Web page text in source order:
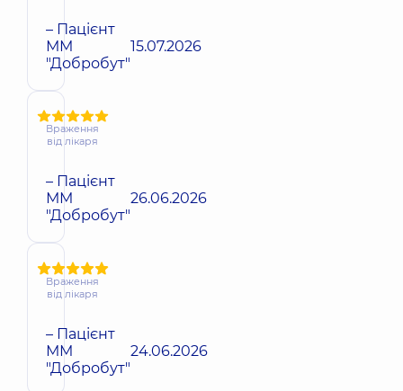
– Пацієнт
ММ
"Добробут"
15.07.2026
Враження
від лікаря
– Пацієнт
ММ
"Добробут"
26.06.2026
Враження
від лікаря
– Пацієнт
ММ
"Добробут"
24.06.2026